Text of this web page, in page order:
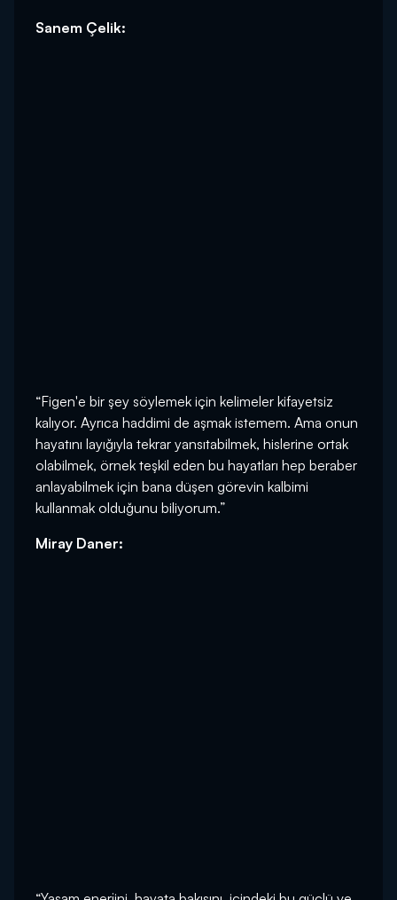
Sanem Çelik:
“Figen'e bir şey söylemek için kelimeler kifayetsiz
kalıyor. Ayrıca haddimi de aşmak istemem. Ama onun
hayatını layığıyla tekrar yansıtabilmek, hislerine ortak
olabilmek, örnek teşkil eden bu hayatları hep beraber
anlayabilmek için bana düşen görevin kalbimi
kullanmak olduğunu biliyorum.”
Miray Daner: